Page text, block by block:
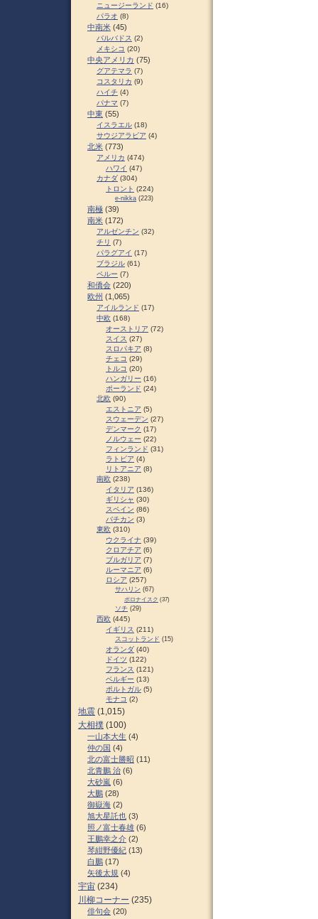
ニュージーランド (16)
パラオ (8)
中南米 (45)
バルバドス (2)
メキシコ (20)
中央アメリカ (75)
グアテマラ (7)
コスタリカ (9)
ハイチ (4)
パナマ (7)
中東 (55)
イスラエル (18)
サウジアラビア (4)
北米 (773)
アメリカ (474)
ハワイ (47)
カナダ (304)
トロント (224)
e-nikka (223)
南極 (39)
南米 (172)
アルゼンチン (32)
チリ (7)
パラグアイ (17)
ブラジル (61)
ペルー (7)
和僑会 (220)
欧州 (1,065)
アイルランド (17)
中欧 (168)
オーストリア (72)
スイス (27)
スロパキア (8)
チェコ (29)
トルコ (20)
ハンガリー (16)
ポーランド (24)
北欧 (90)
エストニア (5)
スウェーデン (27)
デンマーク (17)
ノルウェー (22)
フィンランド (31)
ラトビア (4)
リトアニア (8)
南欧 (238)
イタリア (136)
ギリシャ (30)
スペイン (86)
バチカン (3)
東欧 (310)
ウクライナ (39)
クロアチア (6)
ブルガリア (7)
ルーマニア (6)
ロシア (257)
サハリン (67)
ポロナイスク (37)
ソチ (29)
西欧 (445)
イギリス (211)
スコットランド (15)
オランダ (40)
ドイツ (122)
フランス (121)
ベルギー (13)
ポルトガル (5)
モナコ (2)
地震 (1,015)
大相撲 (100)
一山本大生 (4)
仲の国 (4)
北の富士勝昭 (11)
北青鵬 治 (6)
大砂嵐 (6)
大鵬 (28)
御嶽海 (2)
旭大星託也 (3)
照ノ富士春雄 (6)
王鵬幸之介 (2)
琴紺野優紀 (13)
白鵬 (17)
矢後太規 (4)
宇宙 (234)
川柳コーナー (235)
俳句会 (20)